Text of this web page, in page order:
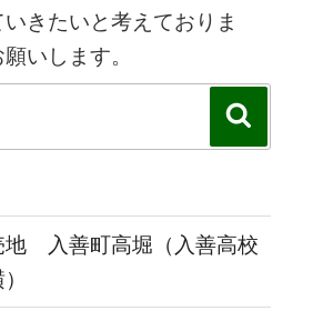
きたいと考えておりま
いします。
索
地 入善町高堀（入善高校